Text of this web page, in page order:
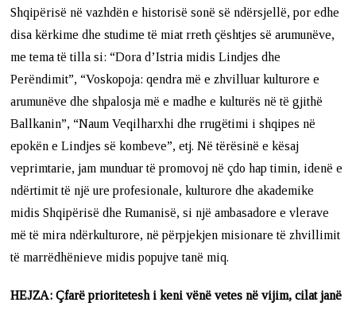
Shqipërisë në vazhdën e historisë sonë së ndërsjellë, por edhe
disa kërkime dhe studime të miat rreth çështjes së arumunëve,
me tema të tilla si: “Dora d’Istria midis Lindjes dhe
Perëndimit”, “Voskopoja: qendra më e zhvilluar kulturore e
arumunëve dhe shpalosja më e madhe e kulturës në të gjithë
Ballkanin”, “Naum Veqilharxhi dhe rrugëtimi i shqipes në
epokën e Lindjes së kombeve”, etj. Në tërësinë e kësaj
veprimtarie, jam munduar të promovoj në çdo hap timin, idenë e
ndërtimit të një ure profesionale, kulturore dhe akademike
midis Shqipërisë dhe Rumanisë, si një ambasadore e vlerave
më të mira ndërkulturore, në përpjekjen misionare të zhvillimit
të marrëdhënieve midis popujve tanë miq.
HEJZA: Çfarë prioritetesh i keni vënë vetes në vijim, cilat janë